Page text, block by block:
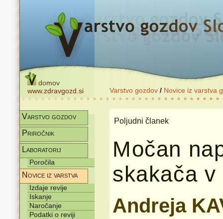
domov
www.zdravgozd.si
Varstvo gozdov / Novice iz varstva
Varstvo gozdov
Priročnik
Laboratorij
Poročila
Novice iz varstva
Izdaje revije
Iskanje
Naročanje
Podatki o reviji
Poljudni članek
Močan
skakača
Andreja